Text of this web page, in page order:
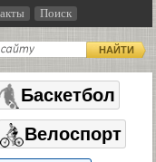
Поиск
НАЙТИ
Баскетбол
Велоспорт